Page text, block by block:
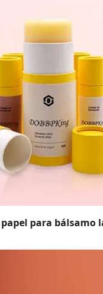
papel para bálsamo